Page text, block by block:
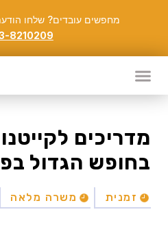
מחפשים עובדים? שלחו
8210209
מדריכים
בחופש הגדול
זמנית משרה מלאה